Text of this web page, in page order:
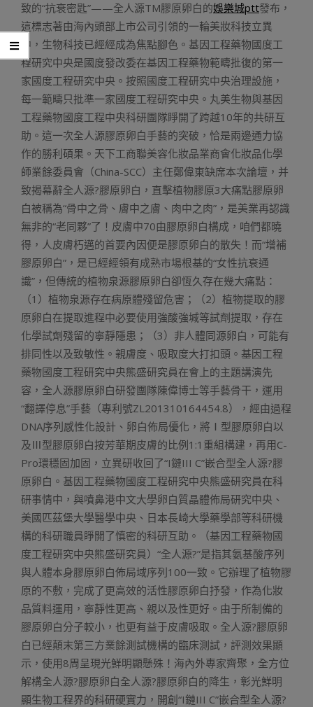
致的“抗衰密匙”——全人源TM膠原卵白的娛樂城ptt發布，
這標志著由海內頭部上市公司引領的一輪美妝科技立異
中，生物科技已經經成為焦點腳色。基因工程藥物國度工
程研究中央是國度發改委在基因工程藥物範疇批復的第一
家國度工程研究中央。按照國度工程研究中央治理設施，
每一範疇只批準一家國度工程研究中央。丸美生物與基因
工程藥物國度工程中央科研團隊睜開了跨越10年的共研互
助。這一次全人源膠原卵白手藝的突破，恰是兩邊通力協
作的勝利碩果。天下工商聯美容化妝品業商會化妝品化學
師業餘委員會（China-SCC）主任鄭偉東缺席本次論壇，并
致揭幕辭全人源?膠原卵白，直擊植物膠原3大痛點膠原卵
白被稱為“骨中之骨、膚中之膚、肉中之肉”，是美業再認識
無非的“老同夥”了！皮膚中70由膠原卵白構成，咱們都曉
得，人皮膚朽邁的首要內因便是膠原卵白的散失！而“增補
膠原卵白”，是已經經領有成熟市場根基的“女性抗衰通
識”，但傳統的植物泉源膠原卵白卻恆久存在幾大痛點：
（1）植物泉源存在病原體殘留危害；（2）植物提取的膠
原卵白在提取進程中必要使用強酸強堿等試劑提取，存在
化學試劑殘留的寧靜隱患；（3）非人體同源卵白，可能有
排同性以及致敏性。親膚度、吸取度大打扣頭。基因工程
藥物國度工程研究中央熊盛研究員在會上的主題講演先
容，全人源膠原卵白研發團隊陳偉博士等手藝骨干，運用
“翻譯停息”手藝（專利號ZL201310164454.8），經由過程
DNA序列感性化設計、卵白佈局優化，將Ⅰ型膠原卵白以
及Ⅲ型膠原卵白按芳華期皮膚的比例1:1重組構建，再用C-
Pro環穩固加固，立異研收回了“I鏈III C”嵌合型全人源?膠
原卵白。基因工程藥物國度工程研究中央熊盛研究員在科
研事情中，與噴鼻港中文大學卵白質晶體佈局研究中央、
美國匹茲堡大學醫學中央、日本長崎大學藥學部等科研機
構的科研職員睜開了慎密的科研互助。（基因工程藥物國
度工程研究中央熊盛研究員）“全人源?”是指其氨基酸序列
與人體本身膠原卵白佈局域序列100一致。它辦理了植物膠
原的不敷，完成了更高效的活性膠原卵白抒發，作為化妝
品質料運用，寧靜性更高、親以及性更好。由于所制備的
膠原卵白分子較小，也更有益于皮膚吸取。全人源?膠原卵
白已經顛末第三方業餘測試機構的臨床測試，評測效果顯
示，使用8周呈現光鮮明顯懸殊！海內外專家齊聚，全方位
解構全人源?膠原卵白全人源?膠原卵白的降生，彰光鮮明
顯生物工程界的科研硬實力，開創“I鏈III C”嵌合型全人源?